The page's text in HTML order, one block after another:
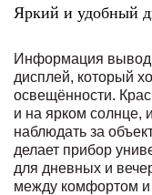
Яркий и удобный
Информация
дисплей, который
освещённости.
и на ярком солнце,
наблюдать за
делает прибор
для дневных и
между комфортом и